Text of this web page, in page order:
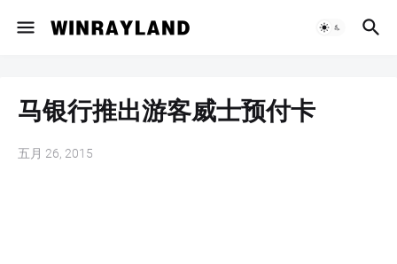
马银行推出游客威士预付卡
五月 26, 2015